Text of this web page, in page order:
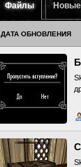
Файлы
ДАТА ОБНОВЛЕНИЯ